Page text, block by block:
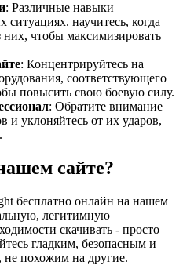
: Различные навыки
научитесь, когда
них, чтобы максимизировать
: Концентрируйтесь на
соответствующего
повысить свою боевую силу.
: Обратите внимание
и уклоняйтесь от их ударов,
сайте?
бесплатно онлайн на нашем
легитимную
скачивать - просто
гладким, безопасным и
похожим на другие.